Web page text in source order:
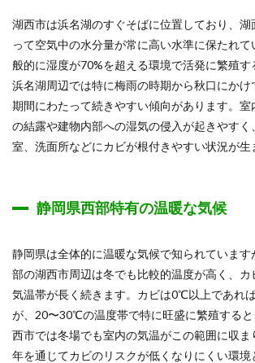
湖西市は浜名湖のすぐそばに位置しており、湖
って空気中の水分量が常に高い水準に保たれ
般的に湿度が70%を超える環境で活発に繁殖す
浜名湖周辺では特に梅雨の時期から秋口にか
期間にわたって続きやすい傾向があります。
の結露や建物内部への湿気の侵入が起きやすく
室、洗面所などにカビが根付きやすい状況が生
静岡県西部特有の温暖な気候
静岡県は全体的に温暖な気候で知られていま
部の湖西市周辺は冬でも比較的温度が高く、
気温帯が長く続きます。カビは0℃以上であれ
が、20〜30℃の温度帯で特に旺盛に繁殖する
西市では冬場でも室内の気温がこの範囲に収
年を通じてカビのリスクが低くなりにくい環